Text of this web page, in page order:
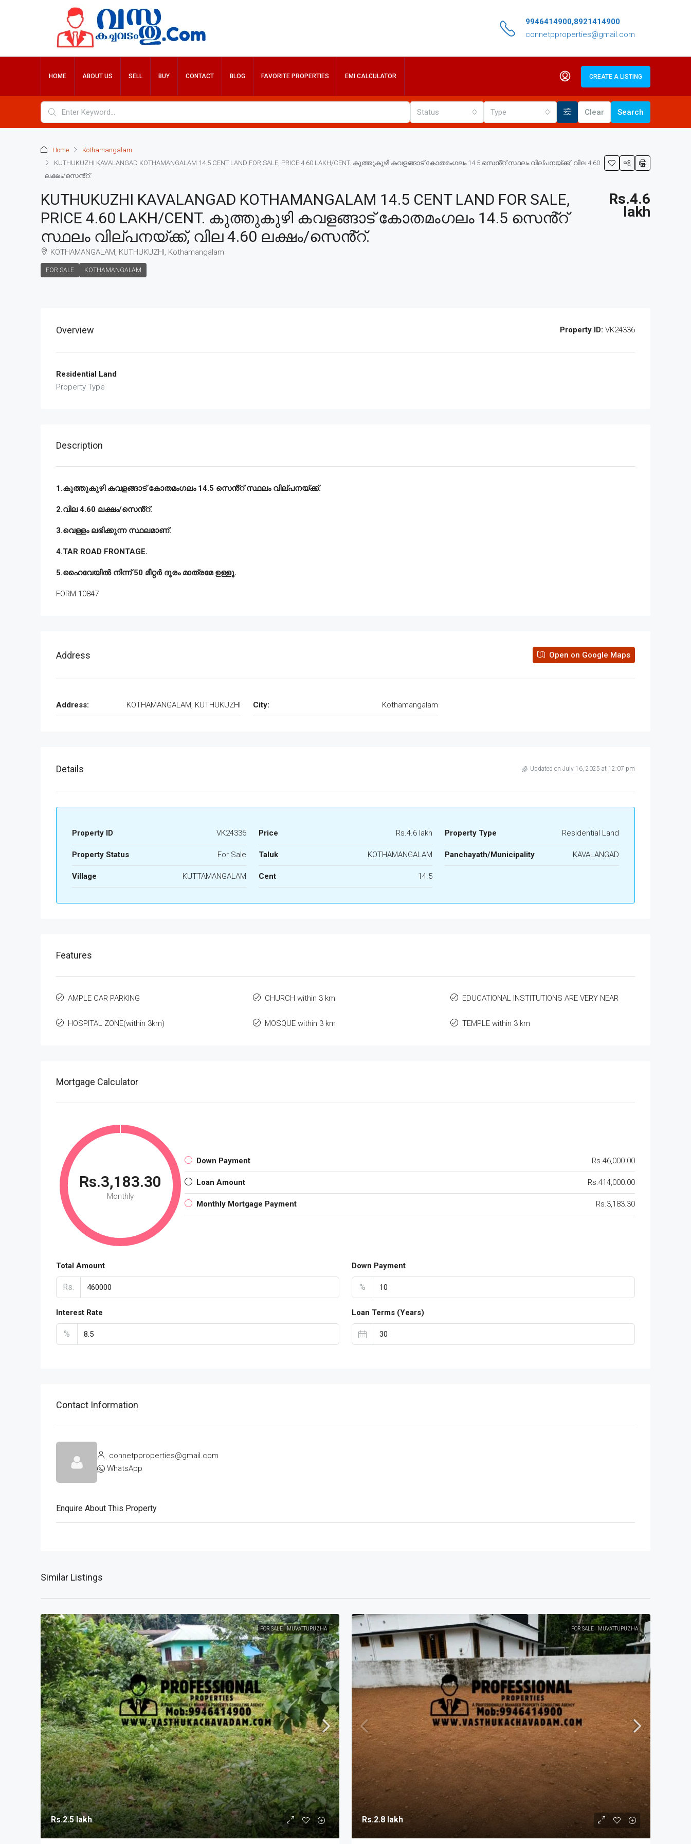
9946414900,8921414900
connetpproperties@gmail.com
HOME ABOUT US SELL BUY CONTACT BLOG FAVORITE PROPERTIES EMI CALCULATOR CREATE A LISTING
Status Type Clear Search
Home
Kothamangalam
KUTHUKUZHI KAVALANGAD KOTHAMANGALAM 14.5 CENT LAND FOR SALE, PRICE 4.60 LAKH/CENT. കുത്തുകുഴി കവളങ്ങാട് കോതമംഗലം 14.5 സെൻ്റ് സ്ഥലം വില്പനയ്ക്ക്, വില 4.60
ലക്ഷം/സെൻ്റ്.
KUTHUKUZHI KAVALANGAD KOTHAMANGALAM 14.5 CENT LAND FOR SALE,
PRICE 4.60 LAKH/CENT. കുത്തുകുഴി കവളങ്ങാട് കോതമംഗലം 14.5 സെൻ്റ്
സ്ഥലം വില്പനയ്ക്ക്, വില 4.60 ലക്ഷം/സെൻ്റ്.
KOTHAMANGALAM, KUTHUKUZHI, Kothamangalam
FOR SALE KOTHAMANGALAM
Rs.4.6
lakh
Overview Property ID: VK24336
Residential Land
Property Type
Description
1.കുത്തുകുഴി കവളങ്ങാട് കോതമംഗലം 14.5 സെൻ്റ് സ്ഥലം വില്പനയ്ക്ക്.
2.വില 4.60 ലക്ഷം/സെൻ്റ്.
3.വെള്ളം ലഭിക്കുന്ന സ്ഥലമാണ്.
4.TAR ROAD FRONTAGE.
5.ഹൈവേയിൽ നിന്ന് 50 മീറ്റർ ദൂരം മാത്രമേ ഉള്ളൂ.
FORM 10847
Address Open on Google Maps
Address: KOTHAMANGALAM, KUTHUKUZHI City: Kothamangalam
Details Updated on July 16, 2025 at 12:07 pm
Property ID VK24336 Price Rs.4.6 lakh Property Type Residential Land
Property Status For Sale Taluk KOTHAMANGALAM Panchayath/Municipality KAVALANGAD
Village KUTTAMANGALAM Cent 14.5
Features
AMPLE CAR PARKING CHURCH within 3 km EDUCATIONAL INSTITUTIONS ARE VERY NEAR
HOSPITAL ZONE(within 3km) MOSQUE within 3 km TEMPLE within 3 km
Mortgage Calculator
Rs.3,183.30
Monthly
Down Payment Rs.46,000.00
Loan Amount Rs.414,000.00
Monthly Mortgage Payment Rs.3,183.30
Total Amount
Rs.
Down Payment
%
Interest Rate
%
Loan Terms (Years)
Contact Information
connetpproperties@gmail.com
WhatsApp
Enquire About This Property
Similar Listings
FOR SALE MUVATTUPUZHA
Rs.2.5 lakh
FOR SALE MUVATTUPUZHA
Rs.2.8 lakh